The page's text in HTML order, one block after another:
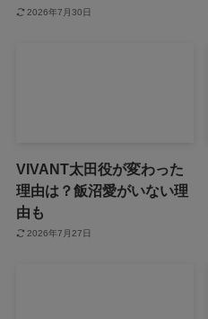
2026年7月30日
VIVANT太田役が変わった
理由は？飯沼愛がいない理
由も
2026年7月27日